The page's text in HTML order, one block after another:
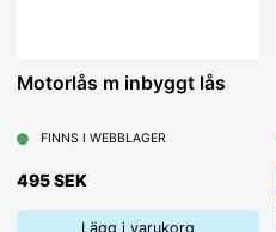
Motorlås m inbyggt lås
FINNS I WEBBLAGER
495 SEK
Lägg i varukorg